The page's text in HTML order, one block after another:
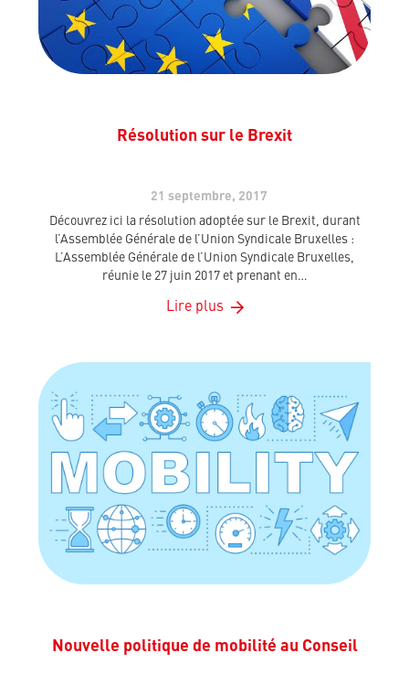
Résolution sur le Brexit
21 septembre, 2017
Découvrez ici la résolution adoptée sur le Brexit, durant
l’Assemblée Générale de l’Union Syndicale Bruxelles :
L’Assemblée Générale de l’Union Syndicale Bruxelles,
réunie le 27 juin 2017 et prenant en…
Lire plus
Nouvelle politique de mobilité au Conseil